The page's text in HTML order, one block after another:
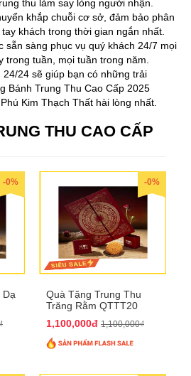
thu làm say lòng người nhận.
khắp chuỗi cơ sở, đảm bảo phân
khách trong thời gian ngắn nhất.
sẵn sàng phục vụ quý khách 24/7 mọi
trong tuần, mọi tuần trong năm.
24 sẽ giúp bạn có những trải
Bánh Trung Thu Cao Cấp 2025
Kim Thạch Thất hài lòng nhất.
THU CAO CẤP
-0%
Dạ
-0%
Quà Tặng Trung Thu
Trăng Rằm QTTT20
1,100,000đ 1,100,000₫